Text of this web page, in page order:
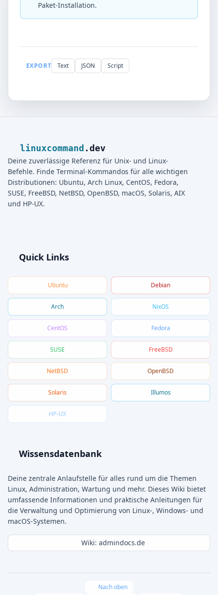
Paket-Installation.
EXPORT Text JSON Script
linuxcommand .dev
Deine zuverlässige Referenz für Unix- und Linux-
Befehle. Finde Terminal-Kommandos für alle wichtigen
Distributionen: Ubuntu, Arch Linux, CentOS, Fedora,
SUSE, FreeBSD, NetBSD, OpenBSD, macOS, Solaris, AIX
und HP-UX.
Quick Links
Ubuntu Debian
Arch NixOS
CentOS Fedora
SUSE FreeBSD
NetBSD OpenBSD
Solaris Illumos
HP-UX
Wissensdatenbank
Deine zentrale Anlaufstelle für alles rund um die Themen
Linux, Administration, Wartung und mehr. Dieses Wiki bietet
umfassende Informationen und praktische Anleitungen für
die Verwaltung und Optimierung von Linux-, Windows- und
macOS-Systemen.
Wiki: admindocs.de
Nach oben